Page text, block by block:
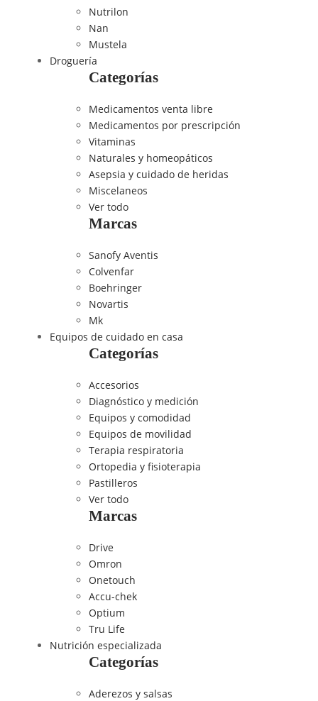
Nutrilon
Nan
Mustela
Droguería
Categorías
Medicamentos venta libre
Medicamentos por prescripción
Vitaminas
Naturales y homeopáticos
Asepsia y cuidado de heridas
Miscelaneos
Ver todo
Marcas
Sanofy Aventis
Colvenfar
Boehringer
Novartis
Mk
Equipos de cuidado en casa
Categorías
Accesorios
Diagnóstico y medición
Equipos y comodidad
Equipos de movilidad
Terapia respiratoria
Ortopedia y fisioterapia
Pastilleros
Ver todo
Marcas
Drive
Omron
Onetouch
Accu-chek
Optium
Tru Life
Nutrición especializada
Categorías
Aderezos y salsas